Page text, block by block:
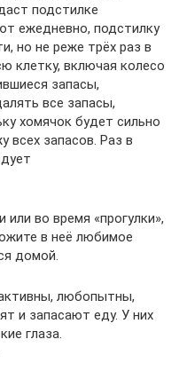
подстилке
ежедневно, подстилку
но не реже трёх раз в
клетку, включая колесо
запасы,
все запасы,
хомячок будет сильно
всех запасов. Раз в
во время «прогулки»,
в неё любимое
домой.
любопытны,
и запасают еду. У них
глаза.